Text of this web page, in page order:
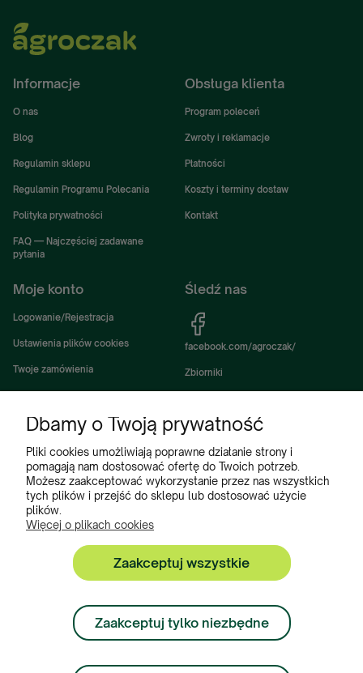
Informacje
O nas
Blog
Regulamin sklepu
Regulamin Programu Polecania
Polityka prywatności
FAQ — Najczęściej zadawane
pytania
Obsługa klienta
Program poleceń
Zwroty i reklamacje
Płatności
Koszty i terminy dostaw
Kontakt
Moje konto
Logowanie/Rejestracja
Ustawienia plików cookies
Twoje zamówienia
Ulubione
Śledź nas
facebook.com/agroczak/
Zbiorniki
Akcesoria i wyposażenie zbiorników
Zbiorniki na deszczówkę
Częsci do maszyn rolniczych
Części do ciągników
Zbiorniki, Program Poleceń, Akcesoria do zbiorników:
+48 222 508 449
Zamówienia:
+ 48 534 900 634
Dbamy o Twoją prywatność
Pliki cookies umożliwiają poprawne działanie strony i
pomagają nam dostosować ofertę do Twoich potrzeb.
Możesz zaakceptować wykorzystanie przez nas wszystkich
tych plików i przejść do sklepu lub dostosować użycie
plików.
Więcej o plikach cookies
Zaakceptuj wszystkie
Zaakceptuj tylko niezbędne